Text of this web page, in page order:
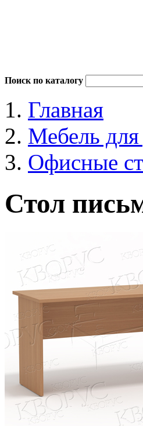
Поиск по каталогу
Главная
Мебель
Офисные
Стол